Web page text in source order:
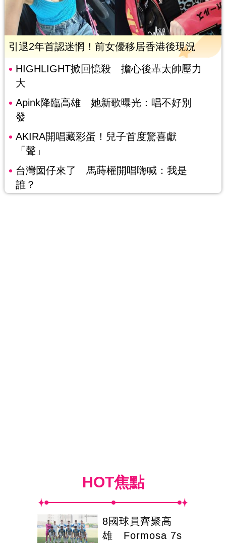
引退2年首認迷惘！前女優移居香港後現況
HIGHLIGHT掀回憶殺 擔心後輩太帥壓力
大
Apink降臨高雄 她新歌曝光：唱不好別
發
AKIRA開唱藏彩蛋！兒子首度驚喜獻
「聲」
台灣囡仔來了 馬蒔權開唱嗨喊：我是
誰？
HOT焦點
8國球員齊聚高
雄 Formosa 7s